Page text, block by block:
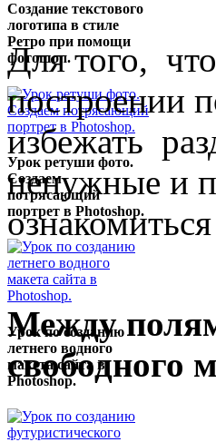
Создание текстового
логотипа в стиле
Ретро при помощи
фотошоп.
Урок ретуши фото.
Создаем
потрясающий
портрет в Photoshop.
Урок по созданию
летнего водного
макета сайта в
Photoshop.
Для того,
построении
избежать
ненужные и
Между
свободного